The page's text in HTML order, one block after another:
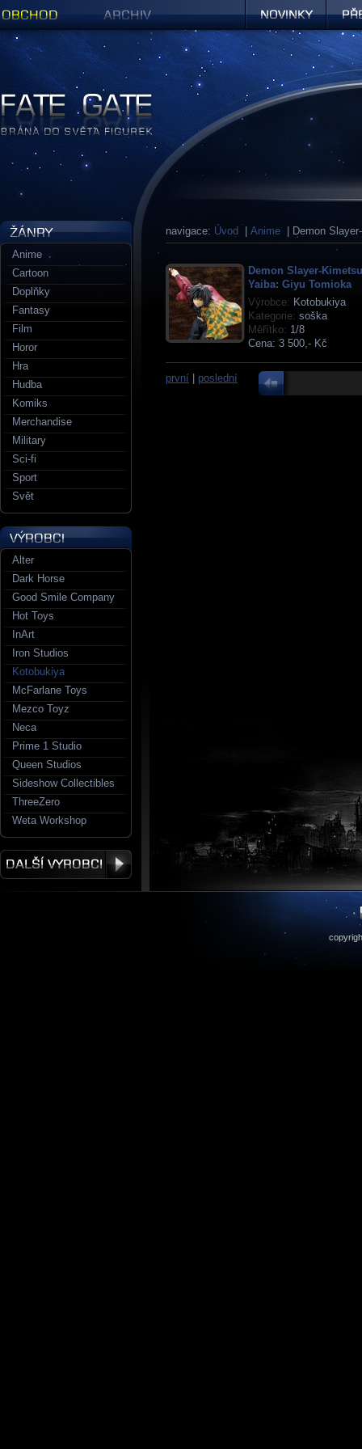
navigace: Úvod Anime | Demon
Demon Slayer-
Yaiba: Giyu Tomioka
Výrobce: Kotobukiya
Kategorie: soška
Měřítko: 1/8
Cena: 3 500,- Kč
první poslední
Anime
Cartoon
Doplňky
Fantasy
Film
Horor
Hra
Hudba
Komiks
Merchandise
Military
Sci-fi
Sport
Svět
Alter
Dark Horse
Good Smile Company
Hot Toys
InArt
Iron Studios
Kotobukiya
McFarlane Toys
Mezco Toyz
Neca
Prime 1 Studio
Queen Studios
Sideshow Collectibles
ThreeZero
Weta Workshop
Figurky a sošky | Fate Gate